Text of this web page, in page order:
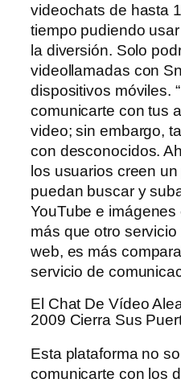
videochats de hasta
tiempo pudiendo
la diversión. Solo
videollamadas con
dispositivos móviles.
comunicarte con tus
video; sin embargo,
con desconocidos.
los usuarios creen
puedan buscar y
YouTube e
más que otro
web, es más
servicio de
El Chat De Vídeo
2009 Cierra Sus
Esta plataforma no
comunicarte con los